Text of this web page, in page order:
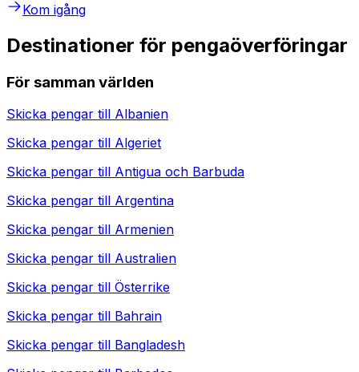
Kom igång
Destinationer för pengaöverföringar
För samman världen
Skicka pengar till Albanien
Skicka pengar till Algeriet
Skicka pengar till Antigua och Barbuda
Skicka pengar till Argentina
Skicka pengar till Armenien
Skicka pengar till Australien
Skicka pengar till Österrike
Skicka pengar till Bahrain
Skicka pengar till Bangladesh